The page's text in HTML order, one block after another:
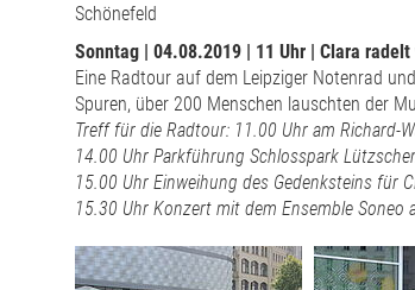
Schönefeld
Sonntag | 04.08.2019 | 11 Uhr | Clara
Eine Radtour auf dem Leipziger Notenrad
Spuren, über 200 Menschen lauschten der
Treff für die Radtour: 11.00 Uhr am Richard-
14.00 Uhr Parkführung Schlosspark
15.00 Uhr Einweihung des Gedenksteins für
15.30 Uhr Konzert mit dem Ensemble Soneo